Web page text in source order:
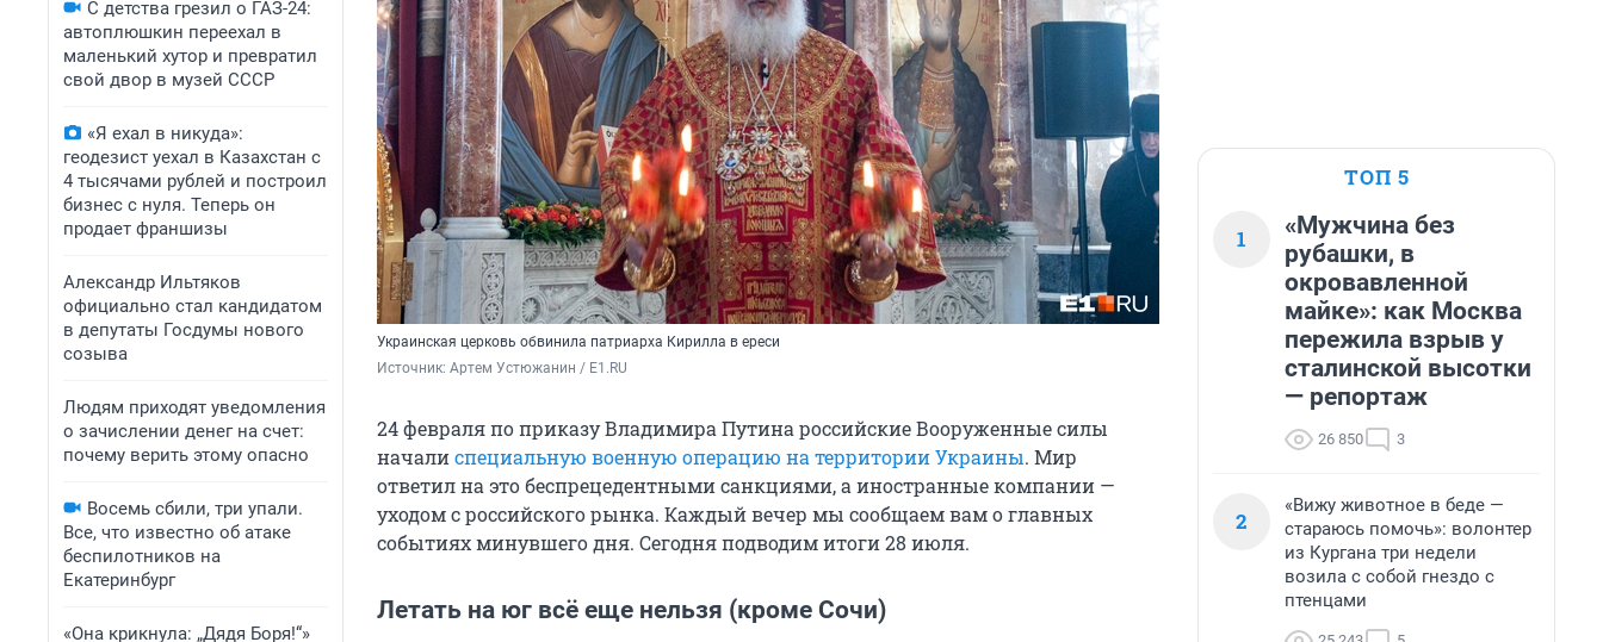
С детства грезил о ГАЗ-24:
автоплюшкин переехал в
маленький хутор и превратил
свой двор в музей СССР
«Я ехал в никуда»:
геодезист уехал в Казахстан с
4 тысячами рублей и построил
бизнес с нуля. Теперь он
продает франшизы
Александр Ильтяков
официально стал кандидатом
в депутаты Госдумы нового
созыва
Людям приходят уведомления
о зачислении денег на счет:
почему верить этому опасно
Восемь сбили, три упали.
Все, что известно об атаке
беспилотников на
Екатеринбург
«Она крикнула: „Дядя Боря!“»
Украинская церковь обвинила патриарха Кирилла в ереси
Источник: Артем Устюжанин / E1.RU
24 февраля по приказу Владимира Путина российские Вооруженные силы
началиспециальную военную операцию на территории Украины. Мир
ответил на это беспрецедентными санкциями, а иностранные компании —
уходом с российского рынка. Каждый вечер мы сообщаем вам о главных
событиях минувшего дня. Сегодня подводим итоги 28 июля.
Летать на юг всё еще нельзя (кроме Сочи)
ТОП 5
1
«Мужчина без
рубашки, в
окровавленной
майке»: как Москва
пережила взрыв у
сталинской высотки
— репортаж
26 850 3
2
«Вижу животное в беде —
стараюсь помочь»: волонтер
из Кургана три недели
возила с собой гнездо с
птенцами